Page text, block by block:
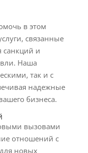
в этом
связанные
санкций и
Наша
так и с
надежные
бизнеса.
вызовами
отношений с
новых